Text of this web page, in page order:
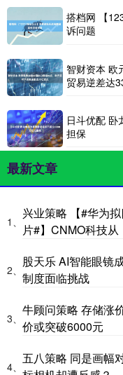
搭档网 【
诉问题
智财资本 欧
贸易逆差达
日斗优配 卧
担保
最新文章
1、
兴业策略 【#华为
片#】CNMO科技从
2、
股天乐 AI智能眼镜
制度面临挑战
3、
牛顾问策略 存储涨
价或突破6000元
4、
五八策略 同是画幅